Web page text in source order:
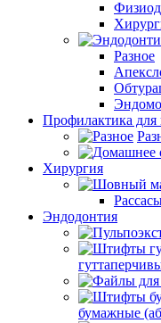
Разное
Профилактика для
Хирургия
Эндодонтия
бумажные